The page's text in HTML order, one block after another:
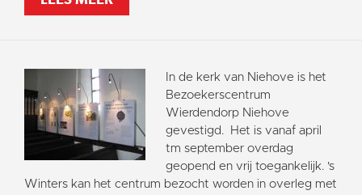
Activiteiten
Bezoekerscentrum
Foto's
Doneer
In de kerk van Niehove is het
Bezoekerscentrum
Wierdendorp Niehove
gevestigd. Het is vanaf april
tm september overdag
geopend en vrij toegankelijk. 's
Winters kan het centrum bezocht worden in overleg met